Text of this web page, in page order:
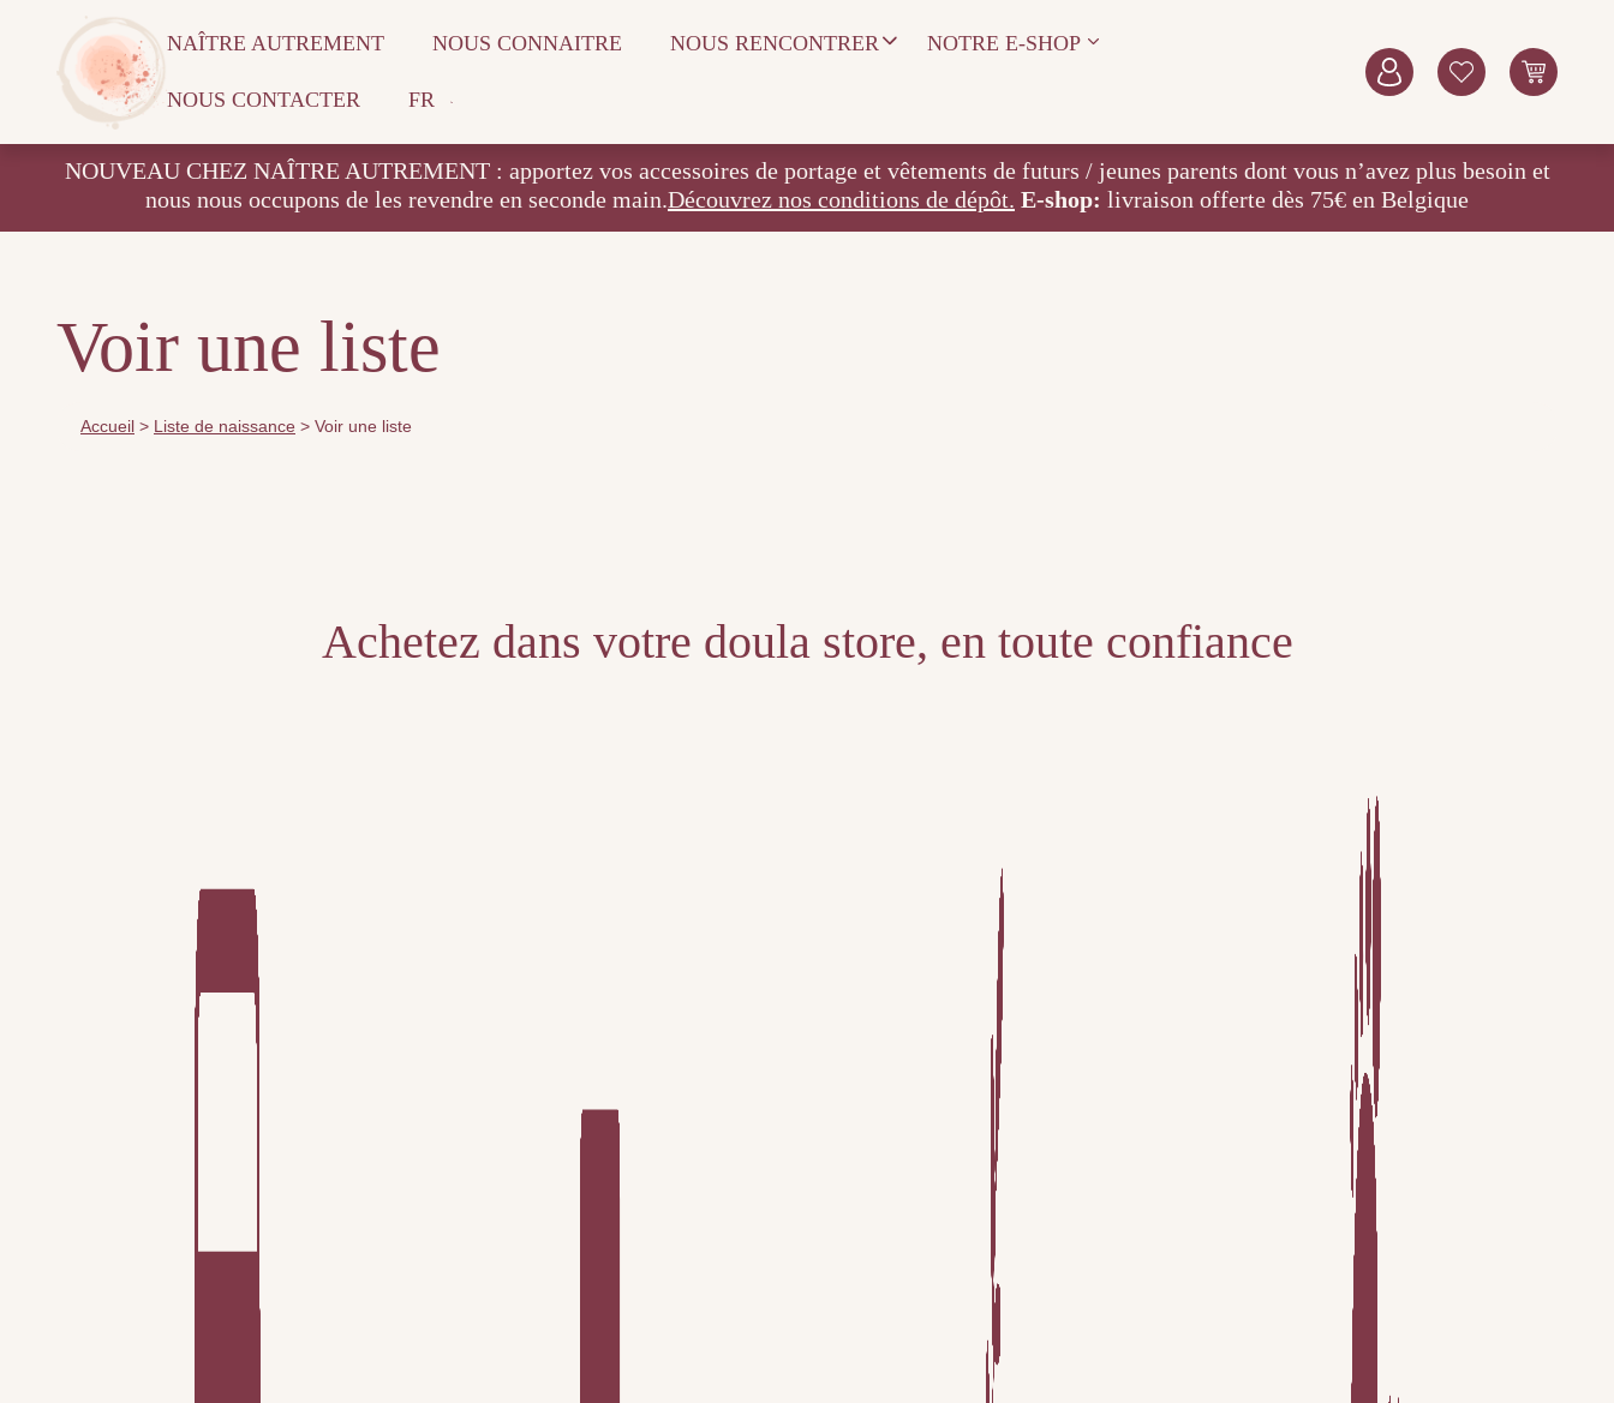
NAÎTRE AUTREMENT NOUS CONNAITRE NOUS RENCONTRER NOTRE E-SHOP
NOUS CONTACTER FR
NOUVEAU CHEZ NAÎTRE AUTREMENT : apportez vos accessoires de portage et vêtements de futurs / jeunes parents dont vous n’avez plus besoin et
nous nous occupons de les revendre en seconde main.Découvrez nos conditions de dépôt. E-shop: livraison offerte dès 75€ en Belgique
Voir une liste
Accueil > Liste de naissance > Voir une liste
Achetez dans votre doula store, en toute confiance